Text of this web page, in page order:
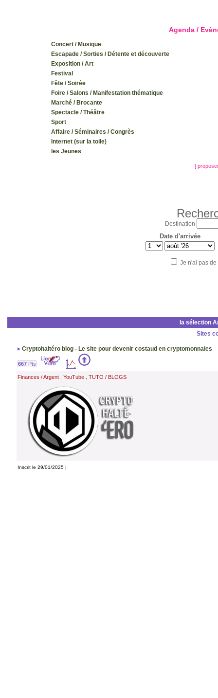
Agenda /
Concert / Musique
Escapade / Sorties / Détente et découverte
Exposition / Art
Festival
Fête / Soirée
Foire / Salons / Manifestation thématique
Marché / Brocante
Spectacle / Théâtre
Sport
Affaire / Séminaires / Congrès
Internet (sur la toile)
les Jeunes
[
Destination
Date d'arrivée
Je n'ai pas
la sélection
Sites
Cryptohaltéro blog - Le site pour devenir costaud en cryptomonnaies
667Pts
Finances / Argent, YouTube, TUTO / BLOGS
Inscrit le 29/01/2025 |